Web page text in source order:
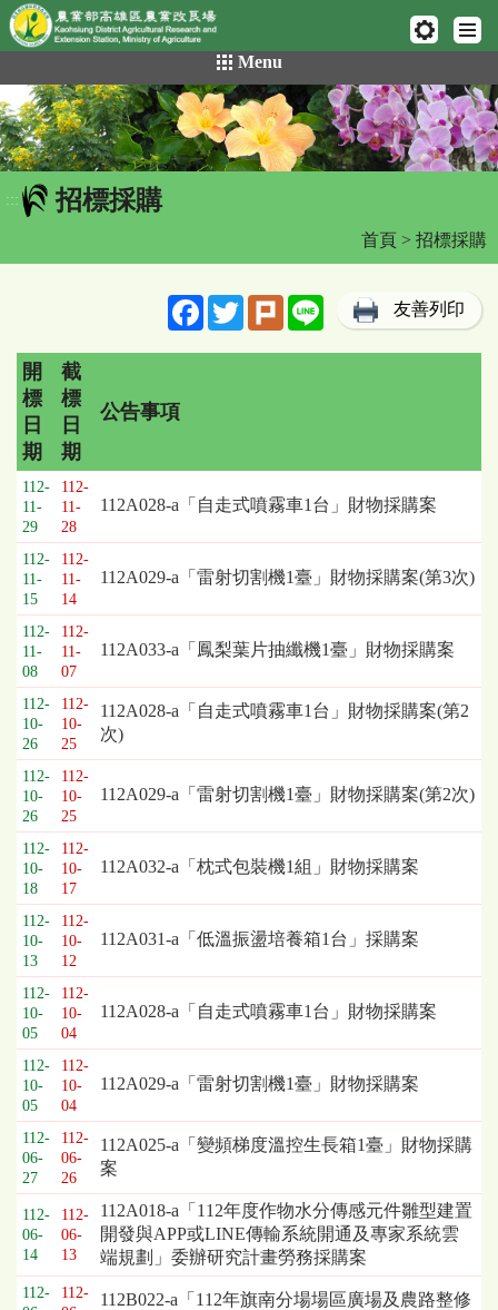
網頁置頂
到
主
要
內
容
區
Menu
::: 招標採購
首頁 > 招標採購
FacebookTwitterPlurk Line 友善列印
招
標
採
購
列
表，
欄
位
依
序
為：
開
標
日
期、
截
標
日
期、
公
告
事
項
開
標
日
期
截
標
日
期
公告事項
112-
11-
29
112-
11-
28
112A028-a「自走式噴霧車1台」財物採購案
112-
11-
15
112-
11-
14
112A029-a「雷射切割機1臺」財物採購案(第3次)
112-
11-
08
112-
11-
07
112A033-a「鳳梨葉片抽纖機1臺」財物採購案
112-
10-
26
112-
10-
25
112A028-a「自走式噴霧車1台」財物採購案(第2
次)
112-
10-
26
112-
10-
25
112A029-a「雷射切割機1臺」財物採購案(第2次)
112-
10-
18
112-
10-
17
112A032-a「枕式包裝機1組」財物採購案
112-
10-
13
112-
10-
12
112A031-a「低溫振盪培養箱1台」採購案
112-
10-
05
112-
10-
04
112A028-a「自走式噴霧車1台」財物採購案
112-
10-
05
112-
10-
04
112A029-a「雷射切割機1臺」財物採購案
112-
06-
27
112-
06-
26
112A025-a「變頻梯度溫控生長箱1臺」財物採購
案
112-
06-
14
112-
06-
13
112A018-a「112年度作物水分傳感元件雛型建置
開發與APP或LINE傳輸系統開通及專家系統雲
端規劃」委辦研究計畫勞務採購案
112-
112-
112B022-a「112年旗南分場場區廣場及農路整修